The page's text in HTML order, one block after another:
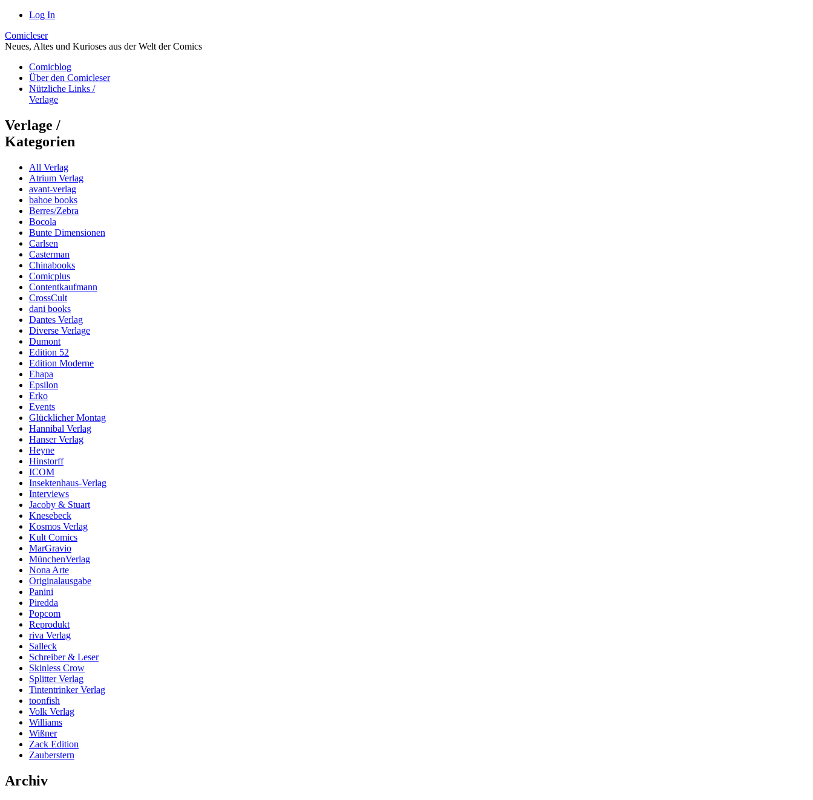
Log In
Comicleser
Neues, Altes und Kurioses aus der Welt der Comics
Comicblog
Über den Comicleser
Nützliche Links /
Verlage
Verlage /
Kategorien
All Verlag
Atrium Verlag
avant-verlag
bahoe books
Berres/Zebra
Bocola
Bunte Dimensionen
Carlsen
Casterman
Chinabooks
Comicplus
Contentkaufmann
CrossCult
dani books
Dantes Verlag
Diverse Verlage
Dumont
Edition 52
Edition Moderne
Ehapa
Epsilon
Erko
Events
Glücklicher Montag
Hannibal Verlag
Hanser Verlag
Heyne
Hinstorff
ICOM
Insektenhaus-Verlag
Interviews
Jacoby & Stuart
Knesebeck
Kosmos Verlag
Kult Comics
MarGravio
MünchenVerlag
Nona Arte
Originalausgabe
Panini
Piredda
Popcom
Reprodukt
riva Verlag
Salleck
Schreiber & Leser
Skinless Crow
Splitter Verlag
Tintentrinker Verlag
toonfish
Volk Verlag
Williams
Wißner
Zack Edition
Zauberstern
Archiv